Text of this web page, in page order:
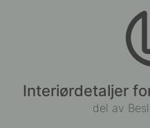
Interiørdetaljer
del av